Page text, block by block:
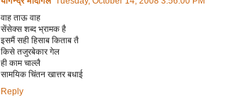
वाह ताऊ वाह
सेंसेक्स शब्द भ्रामक है
इसमैं सही हिसाब किताब तै
किसे तजुरबेकार गेल
ही काम चाल्लै
सामयिक चिंतन खात्तर बधाई
Reply